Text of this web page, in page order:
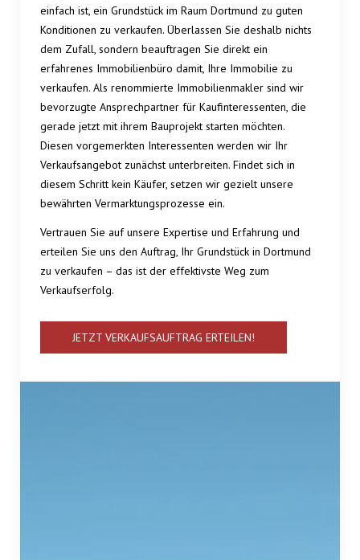
einfach ist, ein Grundstück im Raum Dortmund zu guten
Konditionen zu verkaufen. Überlassen Sie deshalb nichts
dem Zufall, sondern beauftragen Sie direkt ein
erfahrenes Immobilienbüro damit, Ihre Immobilie zu
verkaufen. Als renommierte Immobilienmakler sind wir
bevorzugte Ansprechpartner für Kaufinteressenten, die
gerade jetzt mit ihrem Bauprojekt starten möchten.
Diesen vorgemerkten Interessenten werden wir Ihr
Verkaufsangebot zunächst unterbreiten. Findet sich in
diesem Schritt kein Käufer, setzen wir gezielt unsere
bewährten Vermarktungsprozesse ein.
Vertrauen Sie auf unsere Expertise und Erfahrung und
erteilen Sie uns den Auftrag, Ihr Grundstück in Dortmund
zu verkaufen – das ist der effektivste Weg zum
Verkaufserfolg.
JETZT VERKAUFSAUFTRAG ERTEILEN!